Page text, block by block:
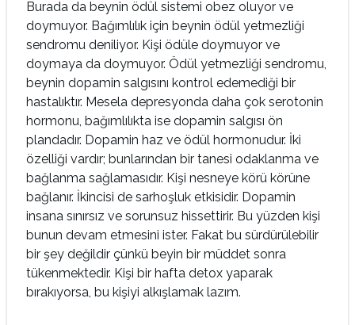
Burada da beynin ödül sistemi obez oluyor ve
doymuyor. Bağımlılık için beynin ödül yetmezliği
sendromu deniliyor. Kişi ödüle doymuyor ve
doymaya da doymuyor. Ödül yetmezliği sendromu,
beynin dopamin salgısını kontrol edemediği bir
hastalıktır. Mesela depresyonda daha çok serotonin
hormonu, bağımlılıkta ise dopamin salgısı ön
plandadır. Dopamin haz ve ödül hormonudur. İki
özelliği vardır; bunlarından bir tanesi odaklanma ve
bağlanma sağlamasıdır. Kişi nesneye körü körüne
bağlanır. İkincisi de sarhoşluk etkisidir. Dopamin
insana sınırsız ve sorunsuz hissettirir. Bu yüzden kişi
bunun devam etmesini ister. Fakat bu sürdürülebilir
bir şey değildir çünkü beyin bir müddet sonra
tükenmektedir. Kişi bir hafta detox yaparak
bırakıyorsa, bu kişiyi alkışlamak lazım.